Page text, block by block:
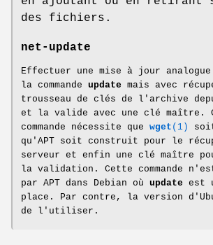
des fichiers.
net-update
Effectuer une mise à jour
la commande update mais avec
trousseau de clés de l'archive
et la valide avec une clé maître.
commande nécessite que wget (1)
qu'APT soit construit pour le
serveur et enfin une clé maître
la validation. Cette commande
par APT dans Debian où update est
place. Par contre, la version
de l'utiliser.